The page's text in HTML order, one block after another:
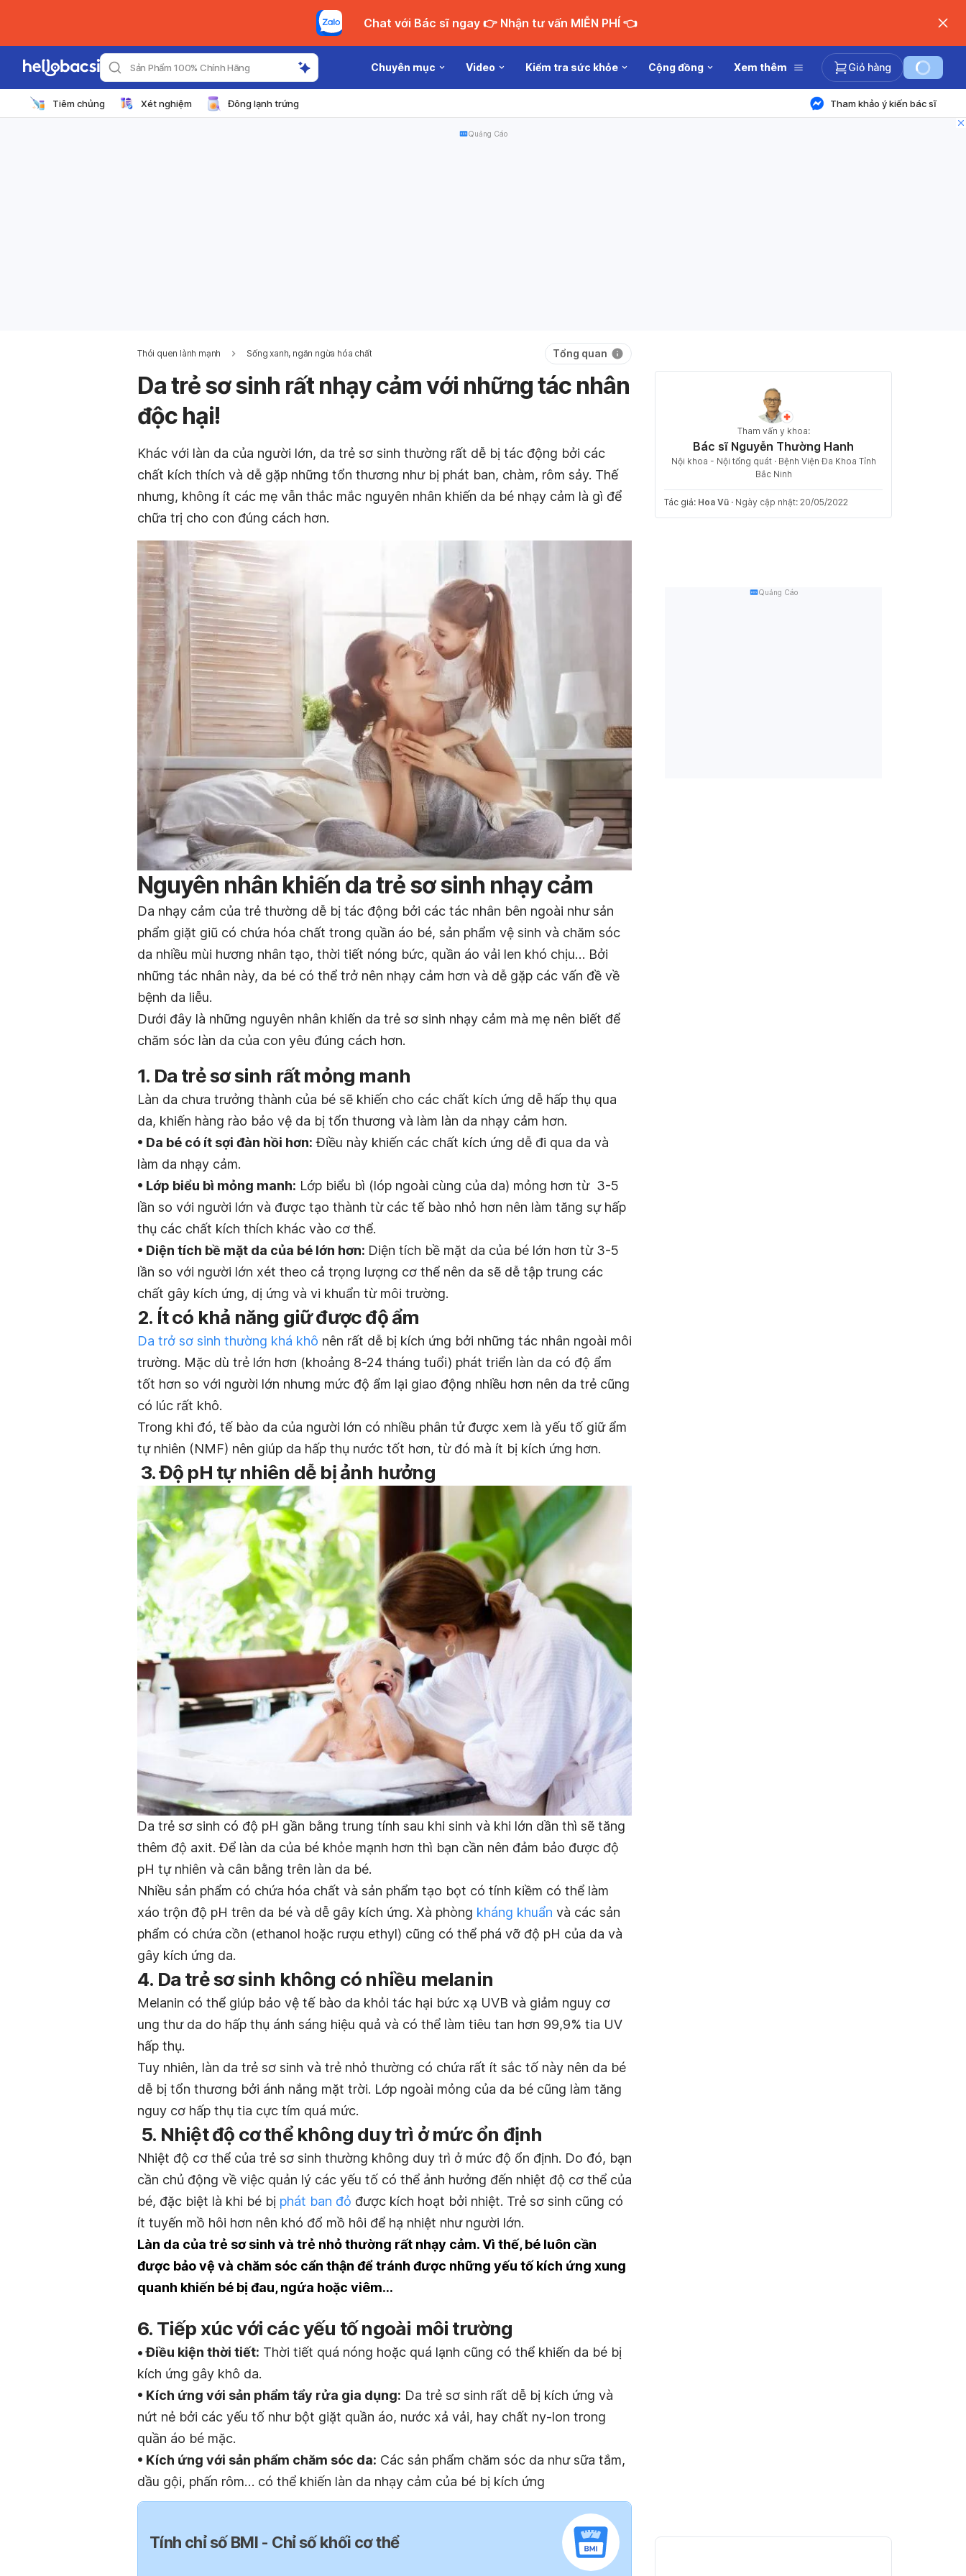
Chat với Bác sĩ ngay 👉 Nhận tư vấn MIỄN PHÍ 👈
Sản Phẩm 100% Chính Hãng Chuyên mục Video Kiểm tra sức khỏe Cộng đồng Xem thêm Giỏ hàng
Tiêm chủng Xét nghiệm Đông lạnh trứng Tham khảo ý kiến bác sĩ
Quảng Cáo
Thói quen lành mạnh Sống xanh, ngăn ngừa hóa chất Tổng quan
Da trẻ sơ sinh rất nhạy cảm với những tác nhân
độc hại!
Khác với làn da của người lớn, da trẻ sơ sinh thường rất dễ bị tác động bởi các
chất kích thích và dễ gặp những tổn thương như bị phát ban, chàm, rôm sảy. Thế
nhưng, không ít các mẹ vẫn thắc mắc nguyên nhân khiến da bé nhạy cảm là gì để
chữa trị cho con đúng cách hơn.
Nguyên nhân khiến da trẻ sơ sinh nhạy cảm
Da nhạy cảm của trẻ thường dễ bị tác động bởi các tác nhân bên ngoài như sản
phẩm giặt giũ có chứa hóa chất trong quần áo bé, sản phẩm vệ sinh và chăm sóc
da nhiều mùi hương nhân tạo, thời tiết nóng bức, quần áo vải len khó chịu… Bởi
những tác nhân này, da bé có thể trở nên nhạy cảm hơn và dễ gặp các vấn đề về
bệnh da liễu.
Dưới đây là những nguyên nhân khiến da trẻ sơ sinh nhạy cảm mà mẹ nên biết để
chăm sóc làn da của con yêu đúng cách hơn.
1. Da trẻ sơ sinh rất mỏng manh
Làn da chưa trưởng thành của bé sẽ khiến cho các chất kích ứng dễ hấp thụ qua
da, khiến hàng rào bảo vệ da bị tổn thương và làm làn da nhạy cảm hơn.
• Da bé có ít sợi đàn hồi hơn: Điều này khiến các chất kích ứng dễ đi qua da và
làm da nhạy cảm.
• Lớp biểu bì mỏng manh: Lớp biểu bì (lóp ngoài cùng của da) mỏng hơn từ 3-5
lần so với người lớn và được tạo thành từ các tế bào nhỏ hơn nên làm tăng sự hấp
thụ các chất kích thích khác vào cơ thể.
• Diện tích bề mặt da của bé lớn hơn: Diện tích bề mặt da của bé lớn hơn từ 3-5
lần so với người lớn xét theo cả trọng lượng cơ thể nên da sẽ dễ tập trung các
chất gây kích ứng, dị ứng và vi khuẩn từ môi trường.
2. Ít có khả năng giữ được độ ẩm
Da trở sơ sinh thường khá khô nên rất dễ bị kích ứng bởi những tác nhân ngoài môi
trường. Mặc dù trẻ lớn hơn (khoảng 8-24 tháng tuổi) phát triển làn da có độ ẩm
tốt hơn so với người lớn nhưng mức độ ẩm lại giao động nhiều hơn nên da trẻ cũng
có lúc rất khô.
Trong khi đó, tế bào da của người lớn có nhiều phân tử được xem là yếu tố giữ ẩm
tự nhiên (NMF) nên giúp da hấp thụ nước tốt hơn, từ đó mà ít bị kích ứng hơn.
3. Độ pH tự nhiên dễ bị ảnh hưởng
Da trẻ sơ sinh có độ pH gần bằng trung tính sau khi sinh và khi lớn dần thì sẽ tăng
thêm độ axit. Để làn da của bé khỏe mạnh hơn thì bạn cần nên đảm bảo được độ
pH tự nhiên và cân bằng trên làn da bé.
Nhiều sản phẩm có chứa hóa chất và sản phẩm tạo bọt có tính kiềm có thể làm
xáo trộn độ pH trên da bé và dễ gây kích ứng. Xà phòng kháng khuẩn và các sản
phẩm có chứa cồn (ethanol hoặc rượu ethyl) cũng có thể phá vỡ độ pH của da và
gây kích ứng da.
4. Da trẻ sơ sinh không có nhiều melanin
Melanin có thể giúp bảo vệ tế bào da khỏi tác hại bức xạ UVB và giảm nguy cơ
ung thư da do hấp thụ ánh sáng hiệu quả và có thể làm tiêu tan hơn 99,9% tia UV
hấp thụ.
Tuy nhiên, làn da trẻ sơ sinh và trẻ nhỏ thường có chứa rất ít sắc tố này nên da bé
dễ bị tổn thương bởi ánh nắng mặt trời. Lớp ngoài mỏng của da bé cũng làm tăng
nguy cơ hấp thụ tia cực tím quá mức.
5. Nhiệt độ cơ thể không duy trì ở mức ổn định
Nhiệt độ cơ thể của trẻ sơ sinh thường không duy trì ở mức độ ổn định. Do đó, bạn
cần chủ động về việc quản lý các yếu tố có thể ảnh hưởng đến nhiệt độ cơ thể của
bé, đặc biệt là khi bé bị phát ban đỏ được kích hoạt bởi nhiệt. Trẻ sơ sinh cũng có
ít tuyến mồ hôi hơn nên khó đổ mồ hôi để hạ nhiệt như người lớn.
Làn da của trẻ sơ sinh và trẻ nhỏ thường rất nhạy cảm. Vì thế, bé luôn cần
được bảo vệ và chăm sóc cẩn thận để tránh được những yếu tố kích ứng xung
quanh khiến bé bị đau, ngứa hoặc viêm…
6. Tiếp xúc với các yếu tố ngoài môi trường
• Điều kiện thời tiết: Thời tiết quá nóng hoặc quá lạnh cũng có thể khiến da bé bị
kích ứng gây khô da.
• Kích ứng với sản phẩm tẩy rửa gia dụng: Da trẻ sơ sinh rất dễ bị kích ứng và
nứt nẻ bởi các yếu tố như bột giặt quần áo, nước xả vải, hay chất ny-lon trong
quần áo bé mặc.
• Kích ứng với sản phẩm chăm sóc da: Các sản phẩm chăm sóc da như sữa tắm,
dầu gội, phấn rôm… có thể khiến làn da nhạy cảm của bé bị kích ứng
Tính chỉ số BMI - Chỉ số khối cơ thể
Tham vấn y khoa:
Bác sĩ Nguyễn Thường Hanh
Nội khoa - Nội tổng quát · Bệnh Viện Đa Khoa Tỉnh
Bắc Ninh
Tác giả: Hoa Vũ · Ngày cập nhật: 20/05/2022
Quảng Cáo